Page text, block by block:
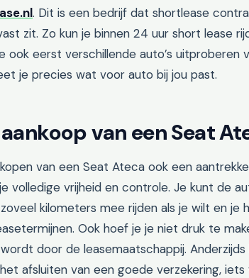
. Dit is een bedrijf dat shortlease
zit. Zo kun je binnen 24 uur short lease
ook eerst verschillende auto’s
je precies wat voor auto bij jou past.
van een Seat
van een Seat Ateca ook een
volledige vrijheid en controle. Je kunt de
kilometers mee rijden als je wilt en je
Ook hoef je je niet druk te
door de leasemaatschappij. Anderzijds
afsluiten van een goede verzekering,